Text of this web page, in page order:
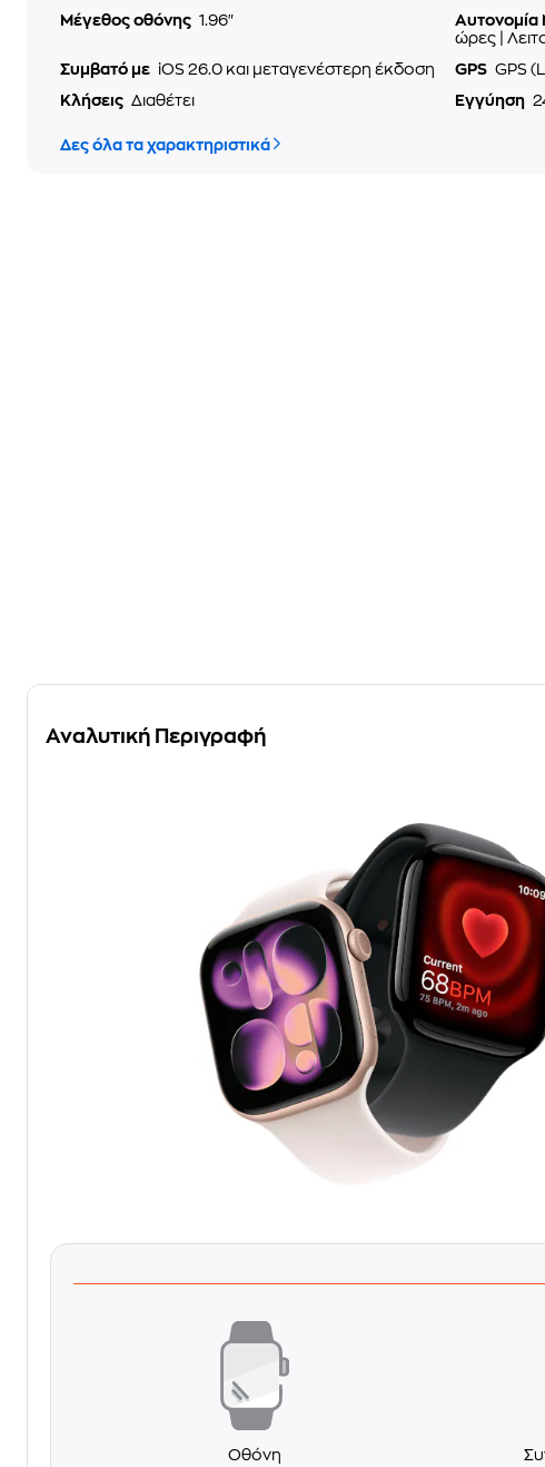
Μέγεθος οθόνης 1.96" Αυτονομία
ώρες |
Συμβατό με iOS 26.0 και μεταγενέστερη έκδοση GPS GPS
Κλήσεις Διαθέτει Εγγύηση
Δες όλα τα χαρακτηριστικά
Αναλυτική Περιγραφή
Οθόνη